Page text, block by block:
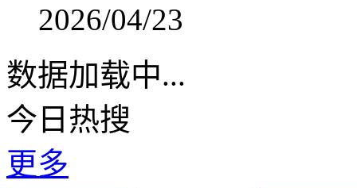
2026/04/23
数据加载中...
今日热搜
更多